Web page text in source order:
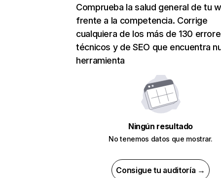
Comprueba la salud general de tu
frente a la competencia. Corrige
cualquiera de los más de 130
técnicos y de SEO que encuentra
herramienta
Ningún resultado
No tenemos datos que mostrar.
Consigue tu auditoría →